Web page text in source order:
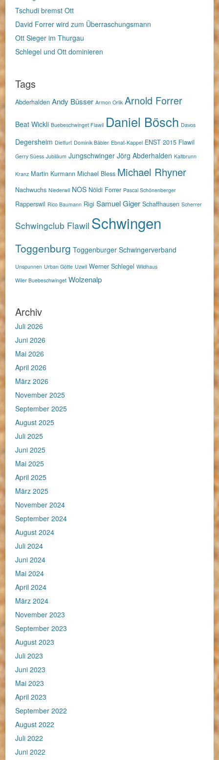
Tschudi bremst Ott
David Forrer wird zum Überraschungsmann
Ott Sieger im Thurgau
Schlegel und Ott dominieren
Tags
Abderhalden Andy Büsser Armon Orlik Arnold Forrer
Beat Wickli Buebeschwinget Flawil Daniel Bösch Davos
Degersheim Dietfurt Dominik Bäbler Ebnat-Kappel ENST 2015 Flawil
Gerry Süess Jubiläum Jungschwinger Jörg Abderhalden Kaltbrunn
Kranz Martin Kurmann Michael Bless Michael Rhyner
Nachwuchs Niederwil NOS Nöldi Forrer Pascal Schönenberger
Rapperswil Rico Baumann Rigi Samuel Giger Schaffhausen Scherrer
Schwingclub Flawil Schwingen
Toggenburg Toggenburger Schwingerverband
Unspunnen Urban Götte Uzwil Werner Schlegel Wildhaus
Wiler Buebeschwinget Wolzenalp
Archiv
Juli 2026
Juni 2026
Mai 2026
April 2026
März 2026
November 2025
September 2025
August 2025
Juli 2025
Juni 2025
Mai 2025
April 2025
März 2025
November 2024
September 2024
August 2024
Juli 2024
Juni 2024
Mai 2024
April 2024
März 2024
November 2023
September 2023
August 2023
Juli 2023
Juni 2023
Mai 2023
April 2023
September 2022
August 2022
Juli 2022
Juni 2022